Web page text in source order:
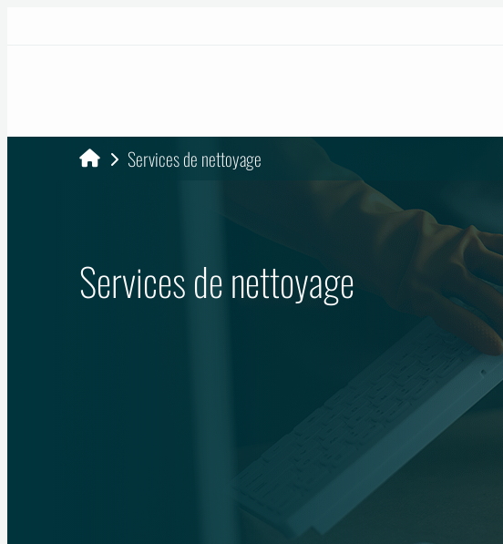
Services de nettoyage
Services de nettoyage